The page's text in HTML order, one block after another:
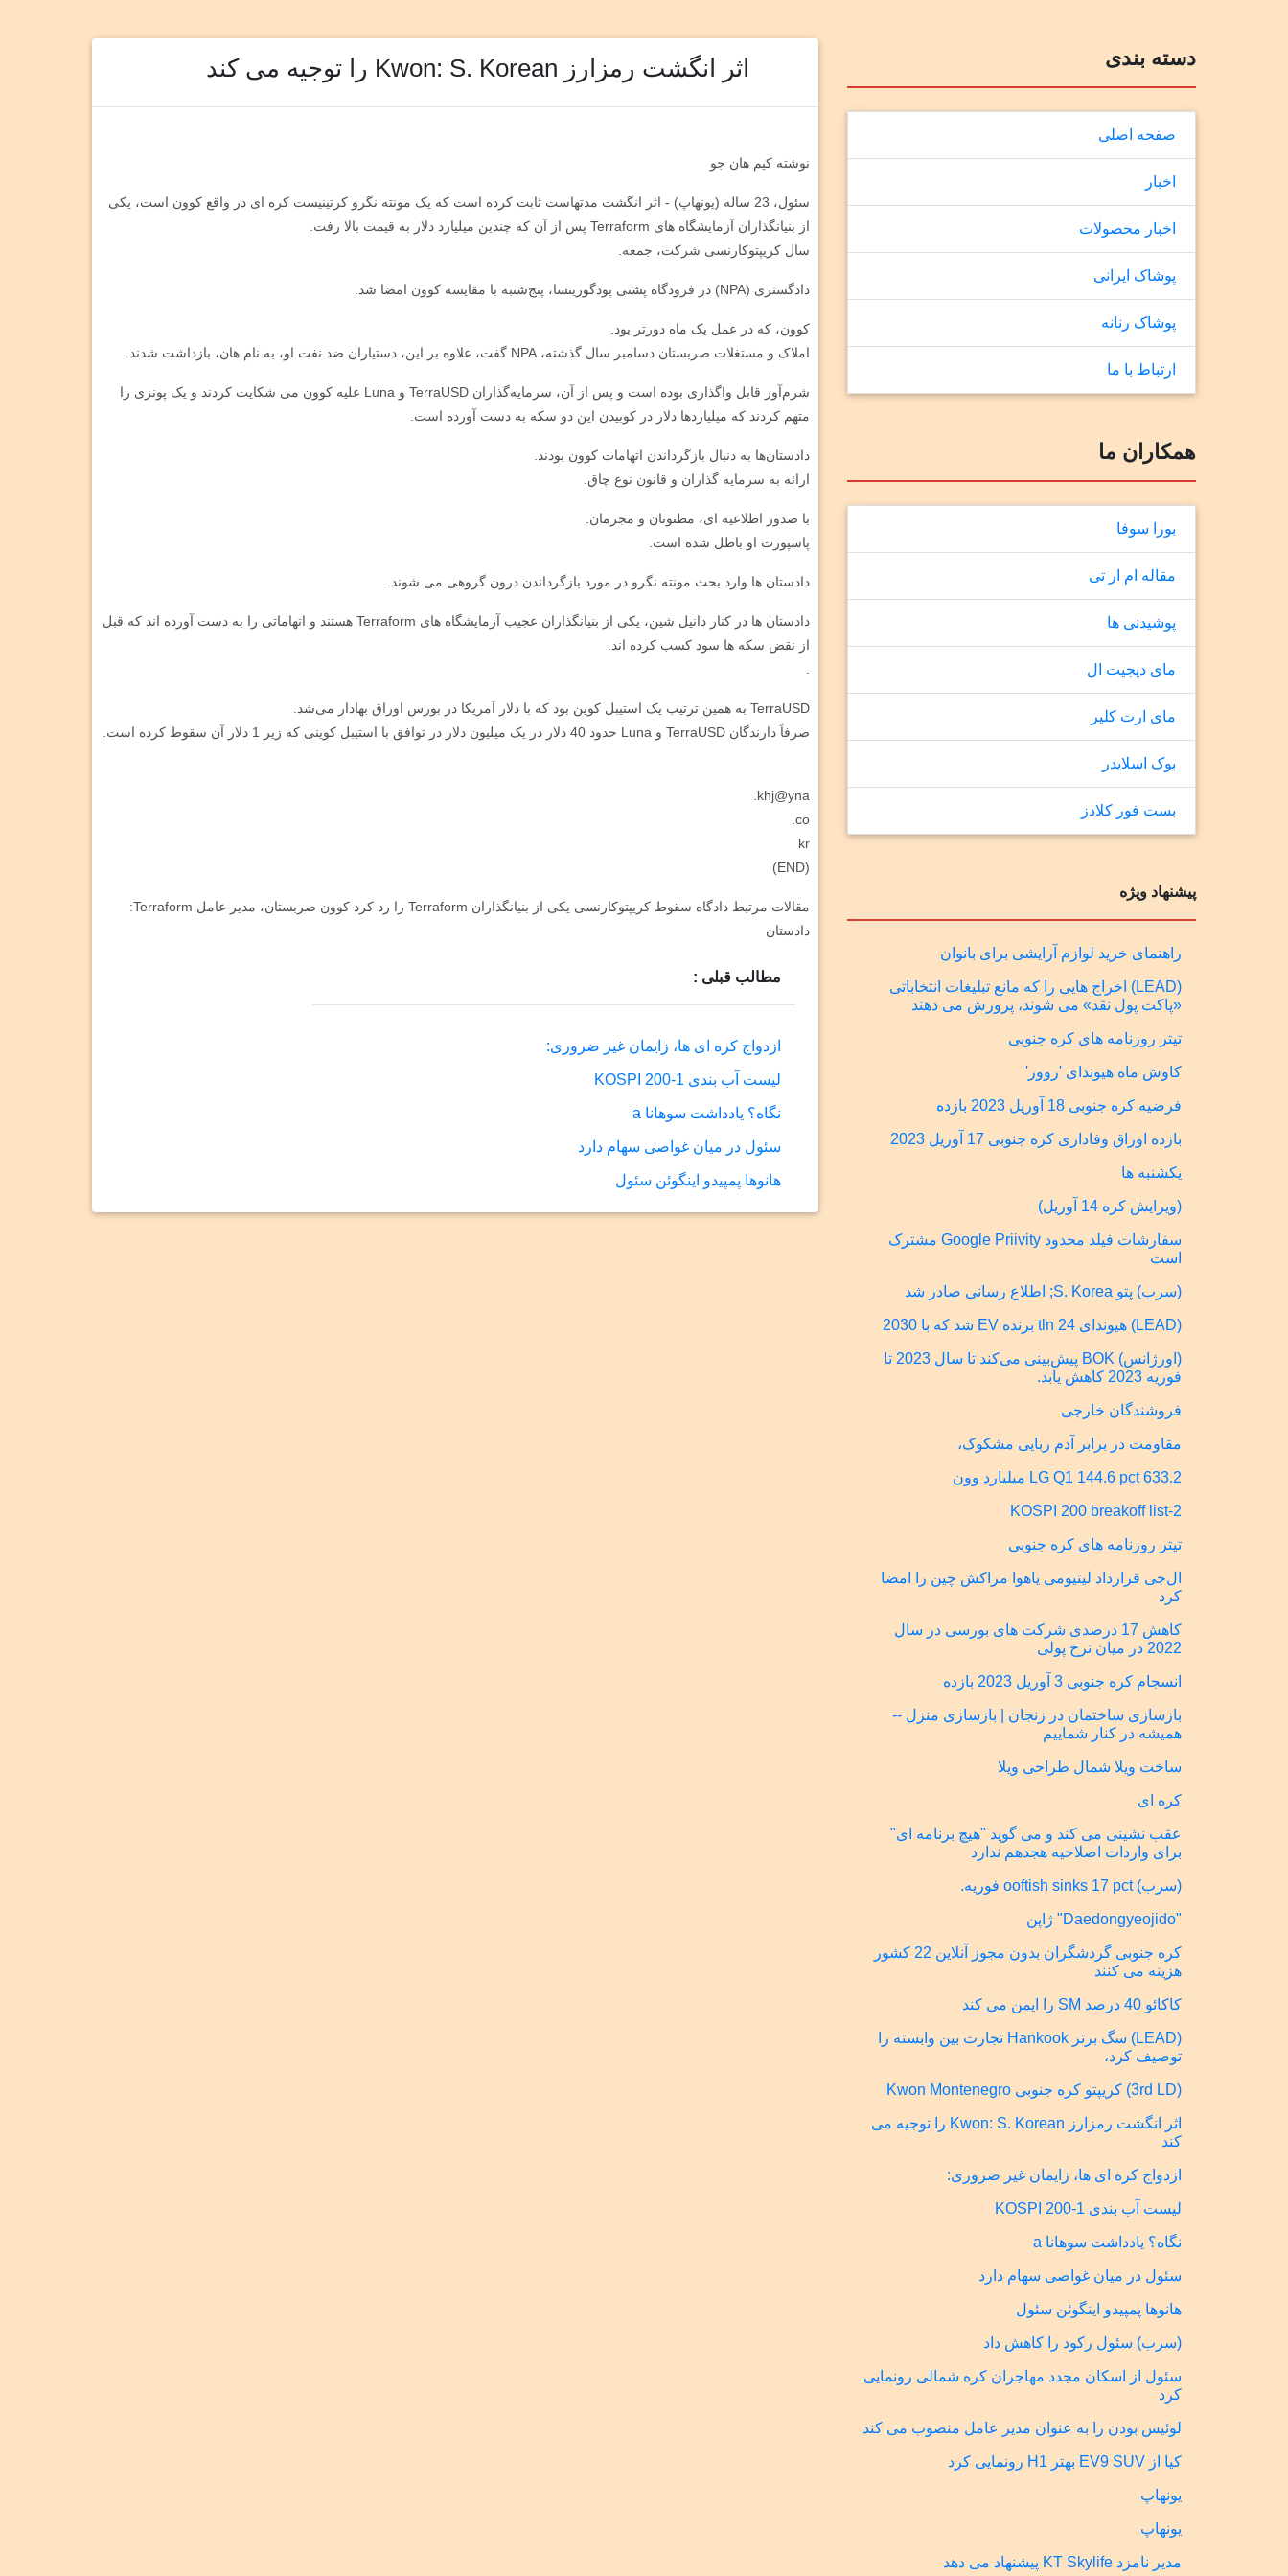
دسته بندی
صفحه اصلی
اخبار
اخبار محصولات
پوشاک ایرانی
پوشاک رنانه
ارتباط با ما
همکاران ما
بورا سوفا
مقاله ام ار تی
پوشیدنی ها
مای دیجیت ال
مای ارت کلیر
بوک اسلایدر
بست فور کلادز
پیشنهاد ویژه
راهنمای خرید لوازم آرایشی برای بانوان
(LEAD) اخراج هایی را که مانع تبلیغات انتخاباتی
«پاکت پول نقد» می شوند، پرورش می دهند
تیتر روزنامه های کره جنوبی
کاوش ماه هیوندای 'روور'
فرضیه کره جنوبی 18 آوریل 2023 بازده
بازده اوراق وفاداری کره جنوبی 17 آوریل 2023
یکشنبه ها
(ویرایش کره 14 آوریل)
سفارشات فیلد محدود Google Priivity مشترک
است
(سرب) پتو S. Korea; اطلاع رسانی صادر شد
(LEAD) هیوندای 24 tln برنده EV شد که با 2030
(اورژانس) BOK پیش‌بینی می‌کند تا سال 2023 تا
فوریه 2023 کاهش یابد.
فروشندگان خارجی
مقاومت در برابر آدم ربایی مشکوک،
LG Q1 144.6 pct 633.2 میلیارد وون
KOSPI 200 breakoff list-2
تیتر روزنامه های کره جنوبی
ال‌جی قرارداد لیتیومی یاهوا مراکش چین را امضا
کرد
کاهش 17 درصدی شرکت های بورسی در سال
2022 در میان نرخ پولی
انسجام کره جنوبی 3 آوریل 2023 بازده
بازسازی ساختمان در زنجان | بازسازی منزل --
همیشه در کنار شماییم
ساخت ویلا شمال طراحی ویلا
کره ای
عقب نشینی می کند و می گوید "هیچ برنامه ای"
برای واردات اصلاحیه هجدهم ندارد
(سرب) ooftish sinks 17 pct فوریه.
"Daedongyeojido" ژاپن
کره جنوبی گردشگران بدون مجوز آنلاین 22 کشور
هزینه می کنند
کاکائو 40 درصد SM را ایمن می کند
(LEAD) سگ برتر Hankook تجارت بین وابسته را
توصیف کرد،
(3rd LD) کریپتو کره جنوبی Kwon Montenegro
اثر انگشت رمزارز Kwon: S. Korean را توجیه می
کند
ازدواج کره ای ها، زایمان غیر ضروری:
لیست آب بندی KOSPI 200-1
نگاه؟ یادداشت سوهانا a
سئول در میان غواصی سهام دارد
هانوها پمپیدو اینگوئن سئول
(سرب) سئول رکود را کاهش داد
سئول از اسکان مجدد مهاجران کره شمالی رونمایی
کرد
لوئیس بودن را به عنوان مدیر عامل منصوب می کند
کیا از EV9 SUV بهتر H1 رونمایی کرد
یونهاپ
یونهاپ
مدیر نامزد KT Skylife پیشنهاد می دهد
اثر انگشت رمزارز Kwon: S. Korean را توجیه می کند
نوشته کیم هان جو
سئول، 23 ساله (یونهاپ) - اثر انگشت مدتهاست ثابت کرده است که یک مونته نگرو کرتینیست کره ای در واقع کوون است، یکی
از بنیانگذاران آزمایشگاه های Terraform پس از آن که چندین میلیارد دلار به قیمت بالا رفت.
سال کریپتوکارنسی شرکت، جمعه.
دادگستری (NPA) در فرودگاه پشتی پودگوریتسا، پنج‌شنبه با مقایسه کوون امضا شد.
کوون، که در عمل یک ماه دورتر بود.
املاک و مستغلات صربستان دسامبر سال گذشته، NPA گفت، علاوه بر این، دستیاران ضد نفت او، به نام هان، بازداشت شدند.
شرم‌آور قابل واگذاری بوده است و پس از آن، سرمایه‌گذاران TerraUSD و Luna علیه کوون می شکایت کردند و یک پونزی را
متهم کردند که میلیاردها دلار در کوبیدن این دو سکه به دست آورده است.
دادستان‌ها به دنبال بازگرداندن اتهامات کوون بودند.
ارائه به سرمایه گذاران و قانون نوع چاق.
با صدور اطلاعیه ای، مظنونان و مجرمان.
پاسپورت او باطل شده است.
دادستان ها وارد بحث مونته نگرو در مورد بازگرداندن درون گروهی می شوند.
دادستان ها در کنار دانیل شین، یکی از بنیانگذاران عجیب آزمایشگاه های Terraform هستند و اتهاماتی را به دست آورده اند که قبل
از نقض سکه ها سود کسب کرده اند.
.
TerraUSD به همین ترتیب یک استیبل کوین بود که با دلار آمریکا در بورس اوراق بهادار می‌شد.
صرفاً دارندگان TerraUSD و Luna حدود 40 دلار در یک میلیون دلار در توافق با استیبل کوینی که زیر 1 دلار آن سقوط کرده است.
khj@yna.
co.
kr
(END)
مقالات مرتبط دادگاه سقوط کریپتوکارنسی یکی از بنیانگذاران Terraform را رد کرد کوون صربستان، مدیر عامل Terraform:
دادستان
مطالب قبلی :
ازدواج کره ای ها، زایمان غیر ضروری:
لیست آب بندی KOSPI 200-1
نگاه؟ یادداشت سوهانا a
سئول در میان غواصی سهام دارد
هانوها پمپیدو اینگوئن سئول